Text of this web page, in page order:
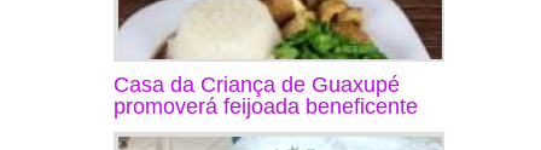
Casa da Criança de Guaxupé
promoverá feijoada beneficente